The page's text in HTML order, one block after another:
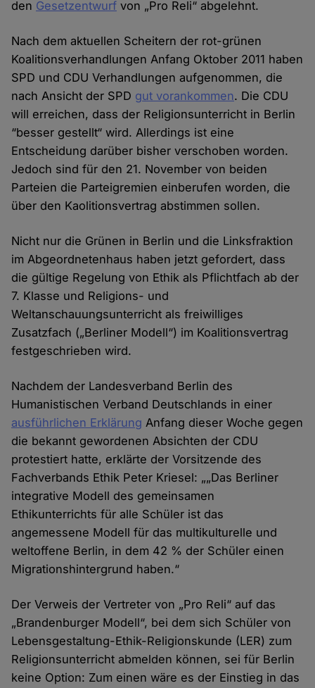
den Gesetzentwurf von „Pro Reli“ abgelehnt.
Nach dem aktuellen Scheitern der rot-grünen
Koalitionsverhandlungen Anfang Oktober 2011 haben
SPD und CDU Verhandlungen aufgenommen, die
nach Ansicht der SPD gut vorankommen. Die CDU
will erreichen, dass der Religionsunterricht in Berlin
“besser gestellt“ wird. Allerdings ist eine
Entscheidung darüber bisher verschoben worden.
Jedoch sind für den 21. November von beiden
Parteien die Parteigremien einberufen worden, die
über den Kaolitionsvertrag abstimmen sollen.
Nicht nur die Grünen in Berlin und die Linksfraktion
im Abgeordnetenhaus haben jetzt gefordert, dass
die gültige Regelung von Ethik als Pflichtfach ab der
7. Klasse und Religions- und
Weltanschauungsunterricht als freiwilliges
Zusatzfach („Berliner Modell“) im Koalitionsvertrag
festgeschrieben wird.
Nachdem der Landesverband Berlin des
Humanistischen Verband Deutschlands in einer
ausführlichen Erklärung Anfang dieser Woche gegen
die bekannt gewordenen Absichten der CDU
protestiert hatte, erklärte der Vorsitzende des
Fachverbands Ethik Peter Kriesel: „„Das Berliner
integrative Modell des gemeinsamen
Ethikunterrichts für alle Schüler ist das
angemessene Modell für das multikulturelle und
weltoffene Berlin, in dem 42 % der Schüler einen
Migrationshintergrund haben.“
Der Verweis der Vertreter von „Pro Reli“ auf das
„Brandenburger Modell“, bei dem sich Schüler von
Lebensgestaltung-Ethik-Religionskunde (LER) zum
Religionsunterricht abmelden können, sei für Berlin
keine Option: Zum einen wäre es der Einstieg in das